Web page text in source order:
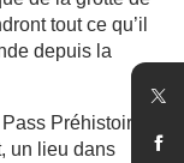
tout ce qu’il
depuis la
Préhistoire,
un lieu dans